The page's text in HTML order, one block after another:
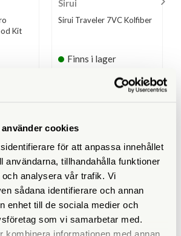
cookies
för att anpassa innehållet
användarna, tillhandahålla funktioner
analysera vår trafik. Vi
sådana identifierare och annan
enhet till de sociala medier och
som vi samarbetar med.
kombinera informationen med annan
Kit
Sirui
Sirui Traveler 7VC Kolfiber
Finns i lager